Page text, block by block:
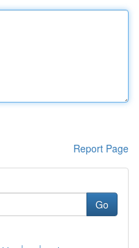
Report Page
Go